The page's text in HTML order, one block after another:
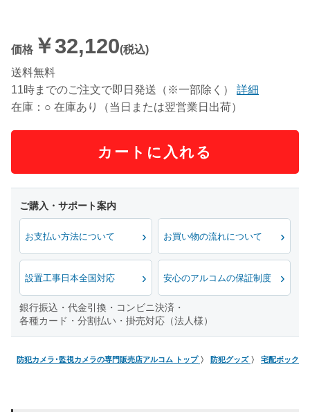
価格 ￥32,120(税込)
送料無料
11時までのご注文で即日発送（※一部除く）
詳細
在庫：○ 在庫あり（当日または翌営業日出荷）
カートに入れる
お支払い方法について お買い物の流れについて
設置工事日本全国対応 安心のアルコムの保証制度
銀行振込・代金引換・コンビニ決済・
各種カード・分割払い・掛売対応（法人様）
防犯カメラ･監視カメラの専門販売店アルコム トップ 防犯グッズ 宅配ボックス